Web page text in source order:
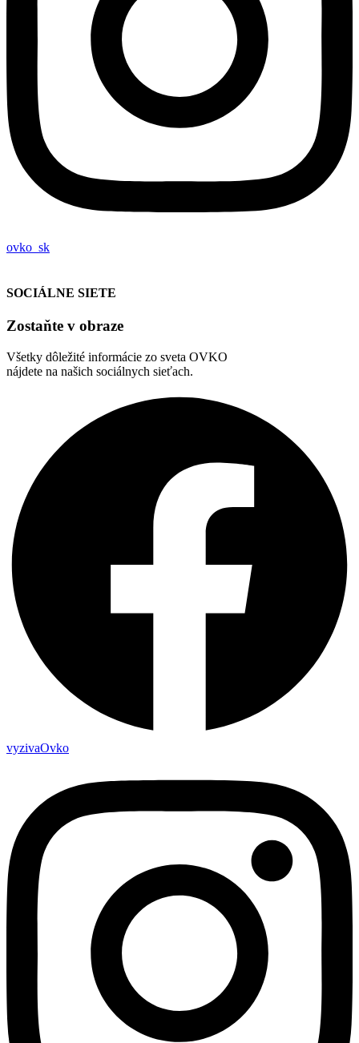
ovko_sk
SOCIÁLNE SIETE
Zostaňte v obraze
Všetky dôležité informácie zo sveta OVKO
nájdete na našich sociálnych sieťach.
vyzivaOvko